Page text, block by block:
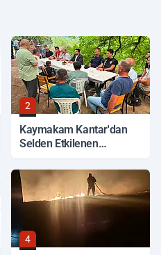
2
Kaymakam Kantar'dan
Selden Etkilenen
4